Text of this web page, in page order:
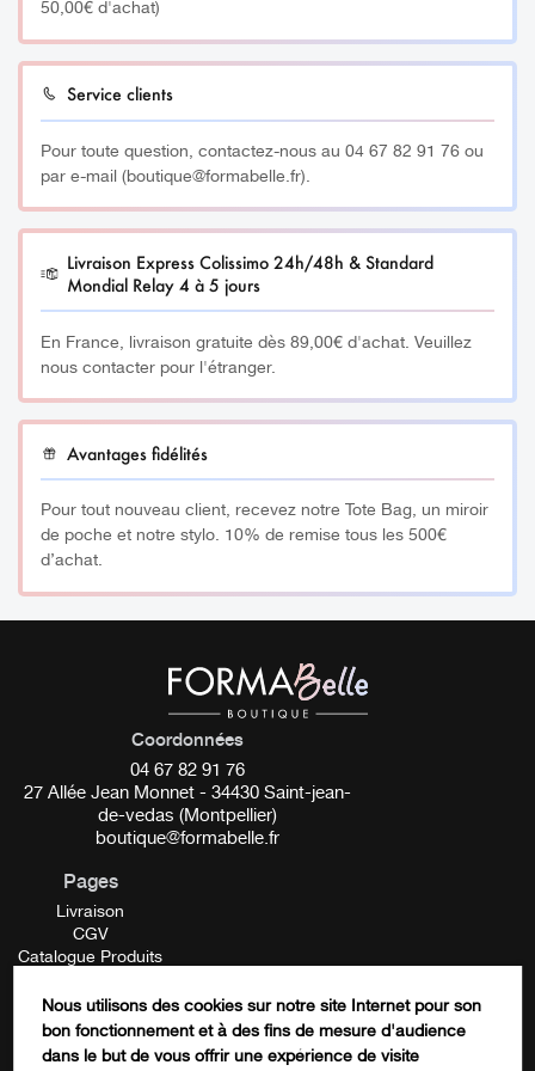
précise le pigment reste stérile entre chaque utilisation, et
c’est prouvé !
Sans conservateur, ni eau, ni produit pétrochimique, les
pigments sont adaptés au pH de la peau et labellisés
Vegan.
MB03 – Irish Coffee
Brun froid doux conseillé sur les brunes, à mélanger avec
2 gouttes de MB04 pour le réchauffer.
Contenance : 5ml ou 13 ml
________
Fiche de données de sécurité Irish CoffeeICI
________
Réservé uniquement aux professionnels
50,00€ d'achat)
Service clients
Pour toute question, contactez-nous au 04 67 82 91 76 ou
par e-mail (boutique@formabelle.fr).
Livraison Express Colissimo 24h/48h & Standard
Mondial Relay 4 à 5 jours
En France, livraison gratuite dès 89,00€ d'achat. Veuillez
nous contacter pour l'étranger.
Avantages fidélités
Pour tout nouveau client, recevez notre Tote Bag, un miroir
de poche et notre stylo. 10% de remise tous les 500€
d’achat.
Email
Coordonnées
04 67 82 91 76
27 Allée Jean Monnet - 34430 Saint-jean-
de-vedas (Montpellier)
boutique@formabelle.fr
Pages
Livraison
CGV
Catalogue Produits
Contactez-nous
FORMATION
Nous utilisons des cookies sur notre site Internet pour son
bon fonctionnement et à des fins de mesure d'audience
dans le but de vous offrir une expérience de visite